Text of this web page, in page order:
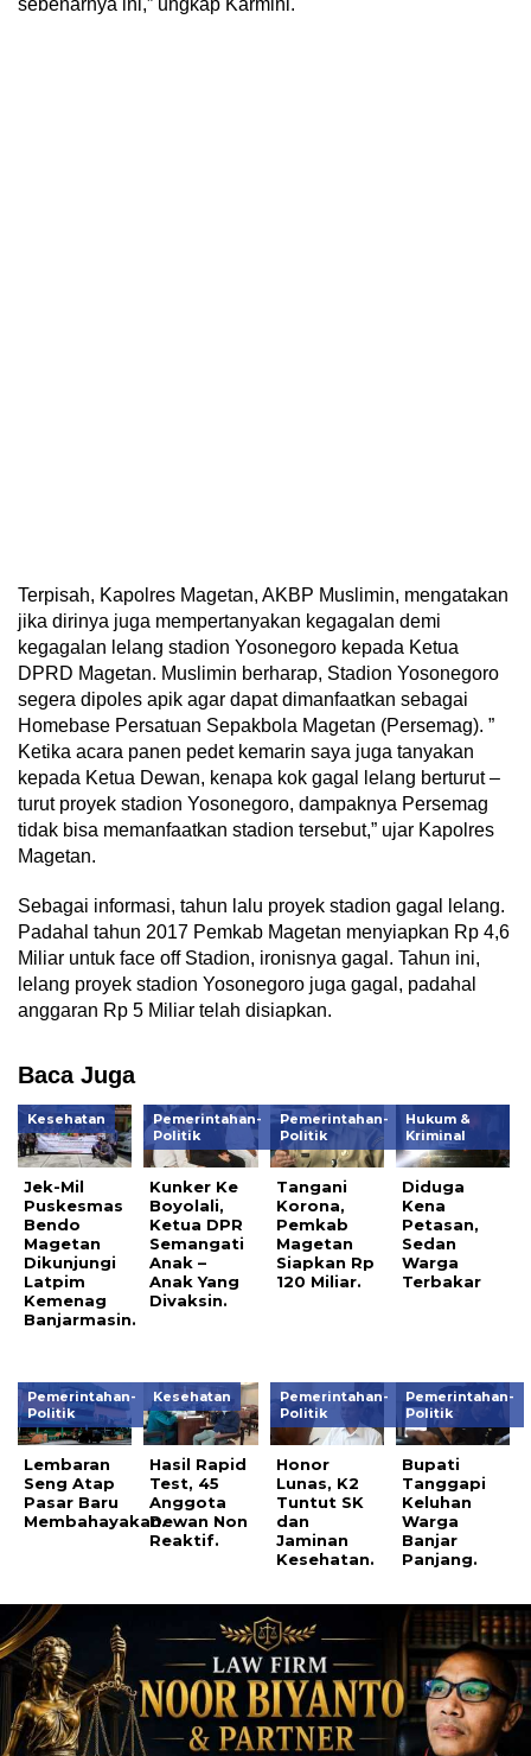
sebenarnya ini,” ungkap Karmini.
Terpisah, Kapolres Magetan, AKBP Muslimin, mengatakan
jika dirinya juga mempertanyakan kegagalan demi
kegagalan lelang stadion Yosonegoro kepada Ketua
DPRD Magetan. Muslimin berharap, Stadion Yosonegoro
segera dipoles apik agar dapat dimanfaatkan sebagai
Homebase Persatuan Sepakbola Magetan (Persemag). ”
Ketika acara panen pedet kemarin saya juga tanyakan
kepada Ketua Dewan, kenapa kok gagal lelang berturut –
turut proyek stadion Yosonegoro, dampaknya Persemag
tidak bisa memanfaatkan stadion tersebut,” ujar Kapolres
Magetan.
Sebagai informasi, tahun lalu proyek stadion gagal lelang.
Padahal tahun 2017 Pemkab Magetan menyiapkan Rp 4,6
Miliar untuk face off Stadion, ironisnya gagal. Tahun ini,
lelang proyek stadion Yosonegoro juga gagal, padahal
anggaran Rp 5 Miliar telah disiapkan.
Baca Juga
Kesehatan
Jek-Mil
Puskesmas
Bendo
Magetan
Dikunjungi
Latpim
Kemenag
Banjarmasin.
Pemerintahan-
Politik
Kunker Ke
Boyolali,
Ketua DPR
Semangati
Anak –
Anak Yang
Divaksin.
Pemerintahan-
Politik
Tangani
Korona,
Pemkab
Magetan
Siapkan Rp
120 Miliar.
Hukum &
Kriminal
Diduga
Kena
Petasan,
Sedan
Warga
Terbakar
Pemerintahan-
Politik
Lembaran
Seng Atap
Pasar Baru
Membahayakan.
Kesehatan
Hasil Rapid
Test, 45
Anggota
Dewan Non
Reaktif.
Pemerintahan-
Politik
Honor
Lunas, K2
Tuntut SK
dan
Jaminan
Kesehatan.
Pemerintahan-
Politik
Bupati
Tanggapi
Keluhan
Warga
Banjar
Panjang.